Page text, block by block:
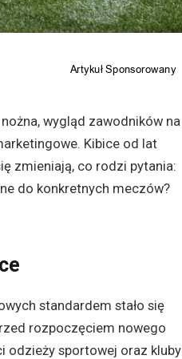
wygląd zawodników na
Kibice od lat
zmieniają, co rodzi pytania:
do konkretnych meczów?
standardem stało się
rozpoczęciem nowego
odzieży sportowej oraz kluby